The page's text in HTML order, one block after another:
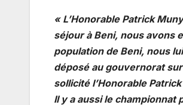
« L’Honorable Patrick
séjour à Beni, nous avons
population de Beni, nous
déposé au gouvernorat
sollicité l’Honorable
Il y a aussi le championnat